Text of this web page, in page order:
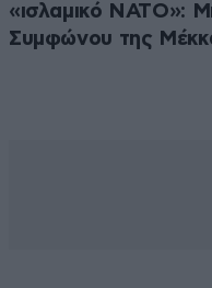
«ισλαμικό ΝΑΤΟ»:
Συμφώνου της